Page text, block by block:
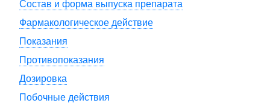
Состав и форма выпуска препарата
Фармакологическое действие
Показания
Противопоказания
Дозировка
Побочные действия